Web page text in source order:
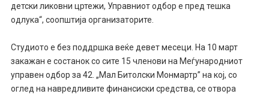
детски ликовни цртежи, Управниот одбор е пред тешка
одлука“, соопштија организаторите.
Студиото е без поддршка веќе девет месеци. На 10 март
закажан е состанок со сите 15 членови на Меѓународниот
управен одбор за 42. „Мал Битолски Монмартр” на кој, со
оглед на навредливите финансиски средства, се отвора